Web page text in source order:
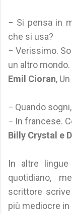
− Si pensa in
che si usa?
− Verissimo.
un altro mondo.
Emil Cioran,
− Quando
− In francese.
Billy Crystal e
In altre
quotidiano,
scrittore
più mediocre in